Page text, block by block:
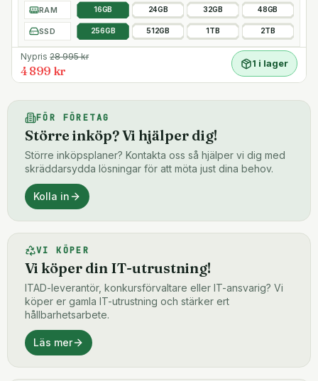
RAM 16GB 24GB 32GB 48GB
SSD 256GB 512GB 1TB 2TB
Nypris 28 995kr
4 899 kr
1 i lager
FÖR FÖRETAG
Större inköp? Vi hjälper dig!
Större inköpsplaner? Kontakta oss så hjälper vi dig med
skräddarsydda lösningar för att möta just dina behov.
Kolla in
VI KÖPER
Vi köper din IT-utrustning!
ITAD-leverantör, konkursförvaltare eller IT-ansvarig? Vi
köper er gamla IT-utrustning och stärker ert
hållbarhetsarbete.
Läs mer